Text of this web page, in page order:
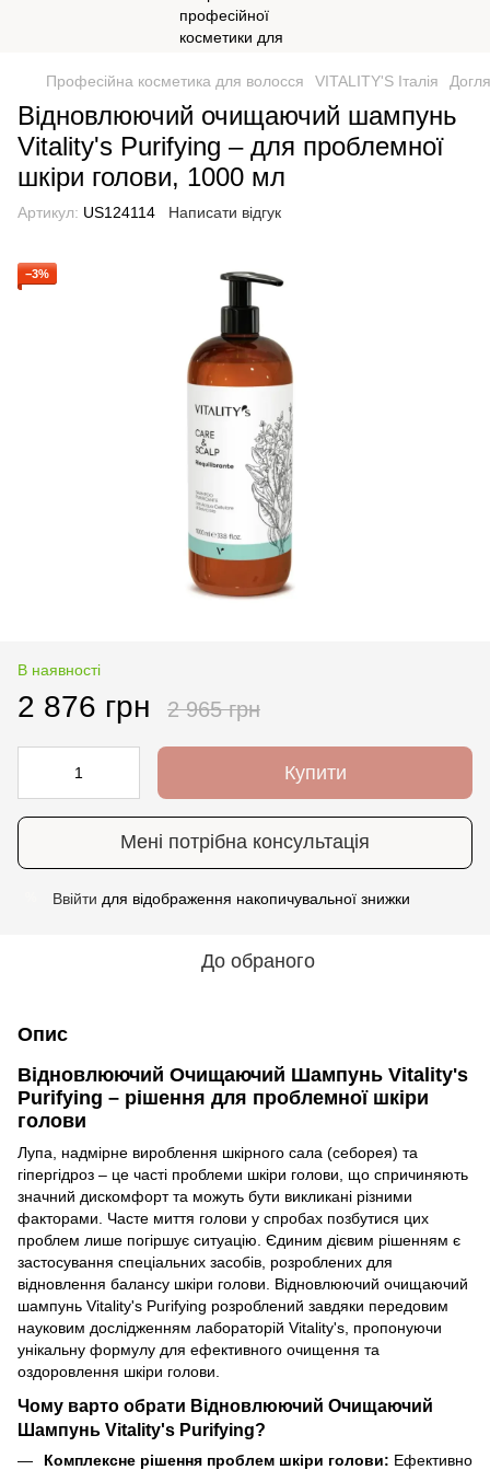
Професійна косметика для волосся VITALITY'S Італія
Відновлюючий очищаючий шампунь
Vitality's Purifying – для проблемної
шкіри голови, 1000 мл
Артикул: US124114 Написати відгук
−3%
В наявності
2 876 грн 2 965 грн
Купити
Мені потрібна консультація
Ввійти для відображення накопичувальної знижки
До обраного
Опис
Відновлюючий Очищаючий Шампунь Vitality's
Purifying – рішення для проблемної шкіри
голови
Лупа, надмірне вироблення шкірного сала (себорея) та
гіпергідроз – це часті проблеми шкіри голови, що спричиняють
значний дискомфорт та можуть бути викликані різними
факторами. Часте миття голови у спробах позбутися цих
проблем лише погіршує ситуацію. Єдиним дієвим рішенням є
застосування спеціальних засобів, розроблених для
відновлення балансу шкіри голови. Відновлюючий очищаючий
шампунь Vitality's Purifying розроблений завдяки передовим
науковим дослідженням лабораторій Vitality's, пропонуючи
унікальну формулу для ефективного очищення та
оздоровлення шкіри голови.
Чому варто обрати Відновлюючий Очищаючий
Шампунь Vitality's Purifying?
Комплексне рішення проблем шкіри голови: Ефективно